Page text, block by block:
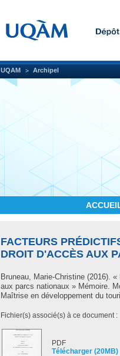
UQAM Archipel
FACTEURS
DROIT D'ACCÈS AUX
Bruneau, Marie-Christine (2016). «
aux parcs nationaux » Mémoire.
Maîtrise en développement du
Fichier(s) associé(s) à ce document :
PDF
Télécharger (20MB)